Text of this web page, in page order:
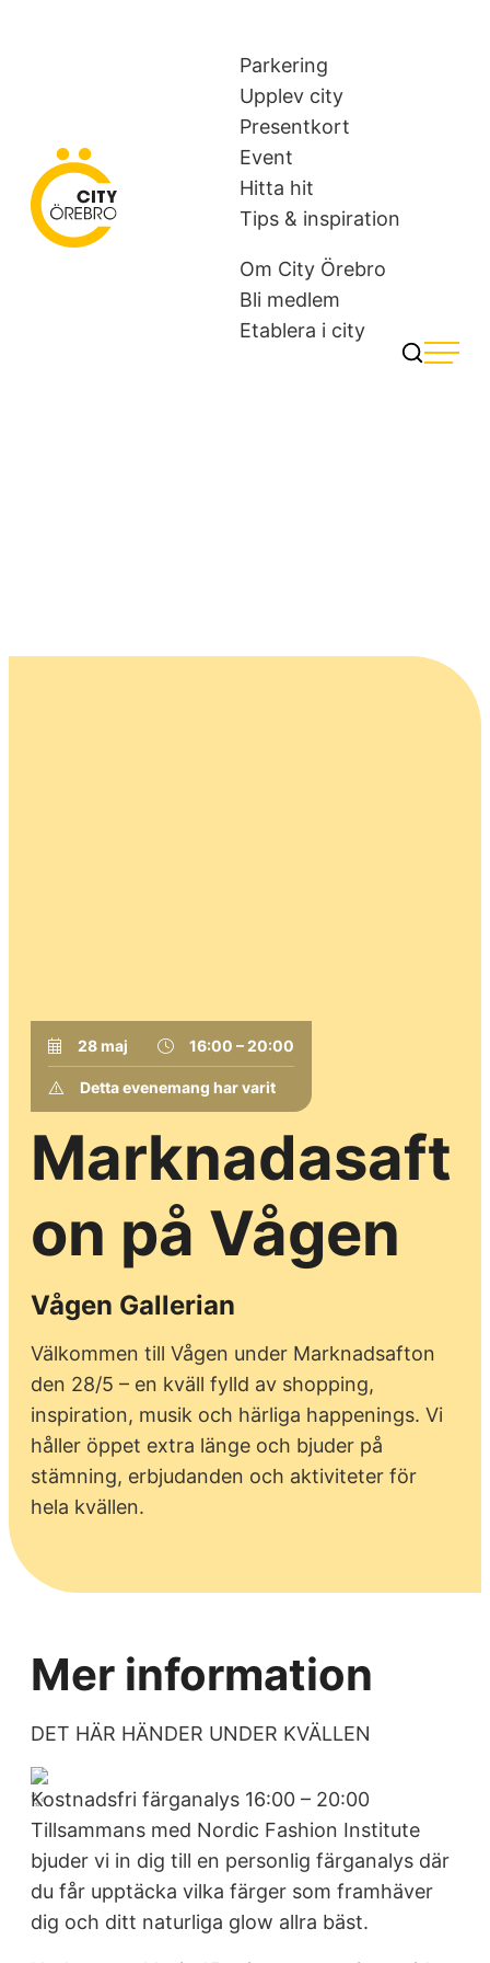
City Örebro
Parkering
Upplev city
Presentkort
Event
Hitta hit
Tips & inspiration
Om City Örebro
Bli medlem
Etablera i city
28 maj 16:00 – 20:00
Detta evenemang har varit
Marknadasaft
on på Vågen
Vågen Gallerian
Välkommen till Vågen under Marknadsafton
den 28/5 – en kväll fylld av shopping,
inspiration, musik och härliga happenings. Vi
håller öppet extra länge och bjuder på
stämning, erbjudanden och aktiviteter för
hela kvällen.
Mer information
DET HÄR HÄNDER UNDER KVÄLLEN
Kostnadsfri färganalys 16:00 – 20:00
Tillsammans med Nordic Fashion Institute
bjuder vi in dig till en personlig färganalys där
du får upptäcka vilka färger som framhäver
dig och ditt naturliga glow allra bäst.